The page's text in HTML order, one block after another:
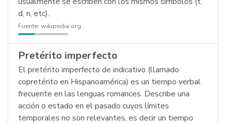
d, n, etc).
Fuente: wikipedia.org
Pretérito imperfecto
El pretérito imperfecto de indicativo (llamado
copretérito en Hispanoamérica) es un tiempo verbal
frecuente en las lenguas romances. Describe una
acción o estado en el pasado cuyos límites
temporales no son relevantes, es decir un tiempo